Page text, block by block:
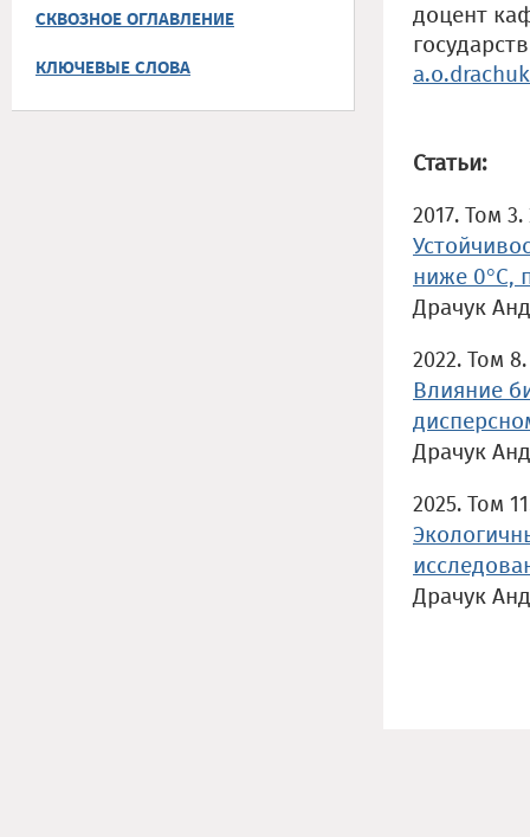
СКВОЗНОЕ ОГЛАВЛЕНИЕ
КЛЮЧЕВЫЕ СЛОВА
доцент
Статьи:
2017. Том
ниже 0°C,
Драчук
2022. Том
Влияние
Драчук
2025. Том
Драчук